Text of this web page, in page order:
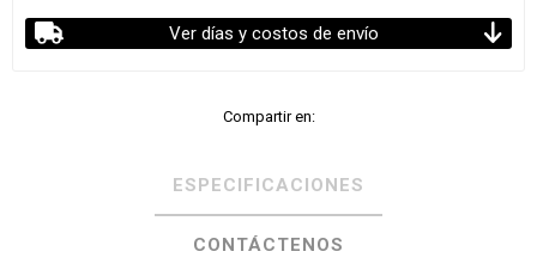
Ver días y costos de envío
Compartir en:
ESPECIFICACIONES
CONTÁCTENOS